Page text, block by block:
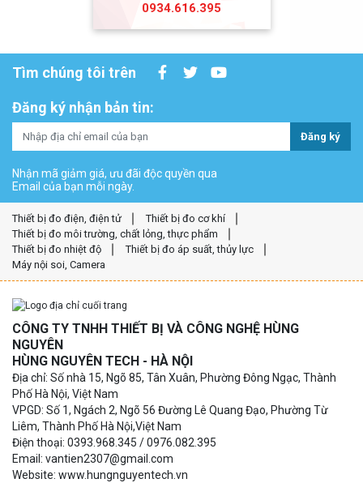
0934.616.395
Tìm chúng tôi trên
Đăng ký nhận bản tin:
Đăng ký
Nhận mã giảm giá, ưu đãi độc quyền qua
Email của bạn mỗi ngày.
Thiết bị đo điện, điện tử
Thiết bị đo cơ khí
Thiết bị đo môi trường, chất lỏng, thực phẩm
Thiết bị đo nhiệt độ
Thiết bị đo áp suất, thủy lực
Máy nội soi, Camera
CÔNG TY TNHH THIẾT BỊ VÀ CÔNG NGHỆ HÙNG
NGUYÊN
HÙNG NGUYÊN TECH - HÀ NỘI
Địa chỉ: Số nhà 15, Ngõ 85, Tân Xuân, Phường Đông Ngạc, Thành
Phố Hà Nội, Việt Nam
VPGD: Số 1, Ngách 2, Ngõ 56 Đường Lê Quang Đạo, Phường Từ
Liêm, Thành Phố Hà Nội,Việt Nam
Điện thoại: 0393.968.345 / 0976.082.395
Email: vantien2307@gmail.com
Website: www.hungnguyentech.vn